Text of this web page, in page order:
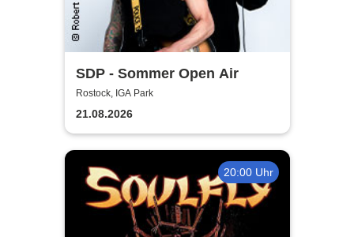
SDP - Sommer Open Air
Rostock, IGA Park
21.08.2026
20:00 Uhr